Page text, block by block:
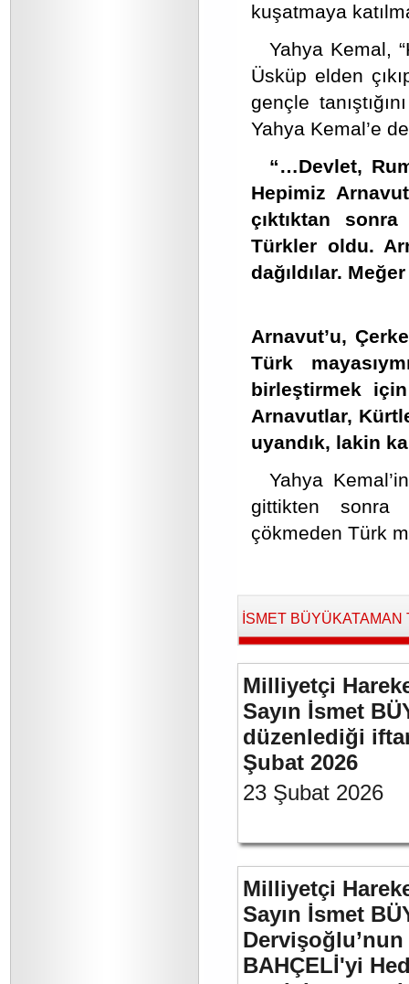
kuşatmaya
Yahya Kemal,
Üsküp elden
gençle
Yahya Kemal’e
“…Devlet,
Hepimiz
çıktıktan
Türkler oldu.
dağıldılar.
Arnavut’u,
Türk
birleştirmek
Arnavutlar,
uyandık, lakin
Yahya
gittikten sonra
çökmeden Türk
İSMET BÜYÜKATAMAN
Milliyetçi
Sayın İsmet
düzenlediği
Şubat 2026
23 Şubat 2026
Milliyetçi
Sayın İsmet
Dervişoğlu’nun
BAHÇELİ'yi